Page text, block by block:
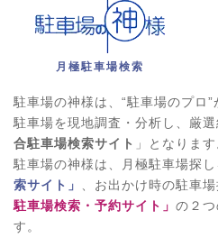
月極駐車場検索
駐車場の神様は、“駐車場のプロ
駐車場を現地調査・分析し、厳
合駐車場検索サイト 」となります
駐車場の神様は、月極駐車場探し
索サイト」
、お出かけ時の駐車
駐車場検索・予約サイト」 の２
す。